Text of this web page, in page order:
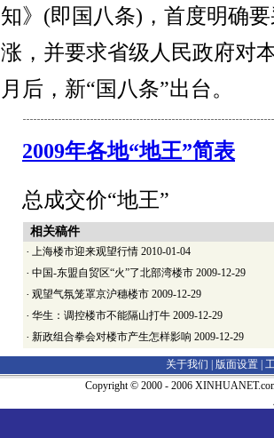
知》(即国八条)，首度明确
涨，并要求省级人民政府对
月后，新“国八条”出台。
2009年各地“地王”简表
总成交价“地王”
相关稿件
· 上海楼市迎来观望行情 2010-01-04
· 中国-东盟自贸区“火”了北部湾楼市 2009-12-29
· 观望气氛笼罩京沪穗楼市 2009-12-29
· 华生：调控楼市不能隔山打牛 2009-12-29
· 新政组合拳会对楼市产生怎样影响 2009-12-29
关于我们 | 版面设置
Copyright © 2000 - 2006